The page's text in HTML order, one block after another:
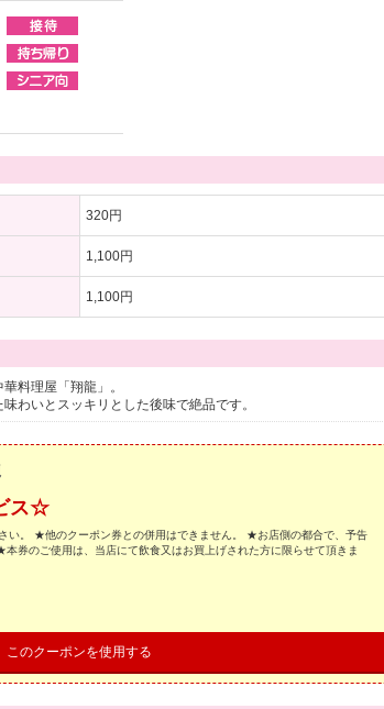
320円
1,100円
1,100円
料理屋「翔龍」。
わいとスッキリとした後味で絶品です。
ス☆
。 ★他のクーポン券との併用はできません。 ★お店側の都合で、予告
券のご使用は、当店にて飲食又はお買上げされた方に限らせて頂きま
このクーポンを使用する